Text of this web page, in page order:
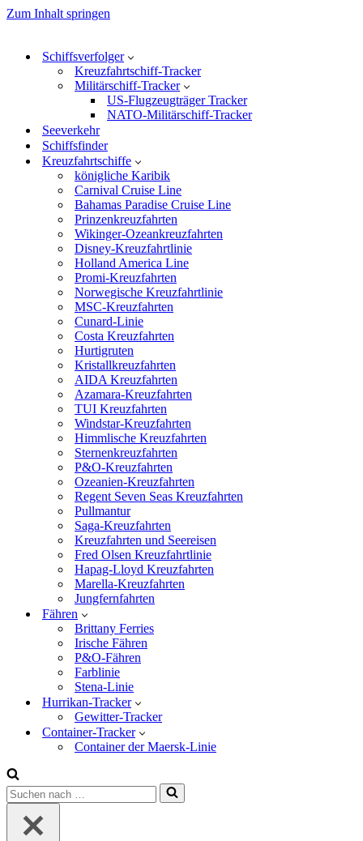
Zum Inhalt springen
Schiffsverfolger
Kreuzfahrtschiff-Tracker
Militärschiff-Tracker
US-Flugzeugträger Tracker
NATO-Militärschiff-Tracker
Seeverkehr
Schiffsfinder
Kreuzfahrtschiffe
königliche Karibik
Carnival Cruise Line
Bahamas Paradise Cruise Line
Prinzenkreuzfahrten
Wikinger-Ozeankreuzfahrten
Disney-Kreuzfahrtlinie
Holland America Line
Promi-Kreuzfahrten
Norwegische Kreuzfahrtlinie
MSC-Kreuzfahrten
Cunard-Linie
Costa Kreuzfahrten
Hurtigruten
Kristallkreuzfahrten
AIDA Kreuzfahrten
Azamara-Kreuzfahrten
TUI Kreuzfahrten
Windstar-Kreuzfahrten
Himmlische Kreuzfahrten
Sternenkreuzfahrten
P&O-Kreuzfahrten
Ozeanien-Kreuzfahrten
Regent Seven Seas Kreuzfahrten
Pullmantur
Saga-Kreuzfahrten
Kreuzfahrten und Seereisen
Fred Olsen Kreuzfahrtlinie
Hapag-Lloyd Kreuzfahrten
Marella-Kreuzfahrten
Jungfernfahrten
Fähren
Brittany Ferries
Irische Fähren
P&O-Fähren
Farblinie
Stena-Linie
Hurrikan-Tracker
Gewitter-Tracker
Container-Tracker
Container der Maersk-Linie
Suchen
nach …